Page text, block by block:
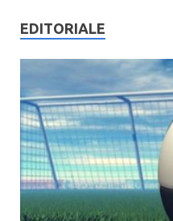
EDITORIALE